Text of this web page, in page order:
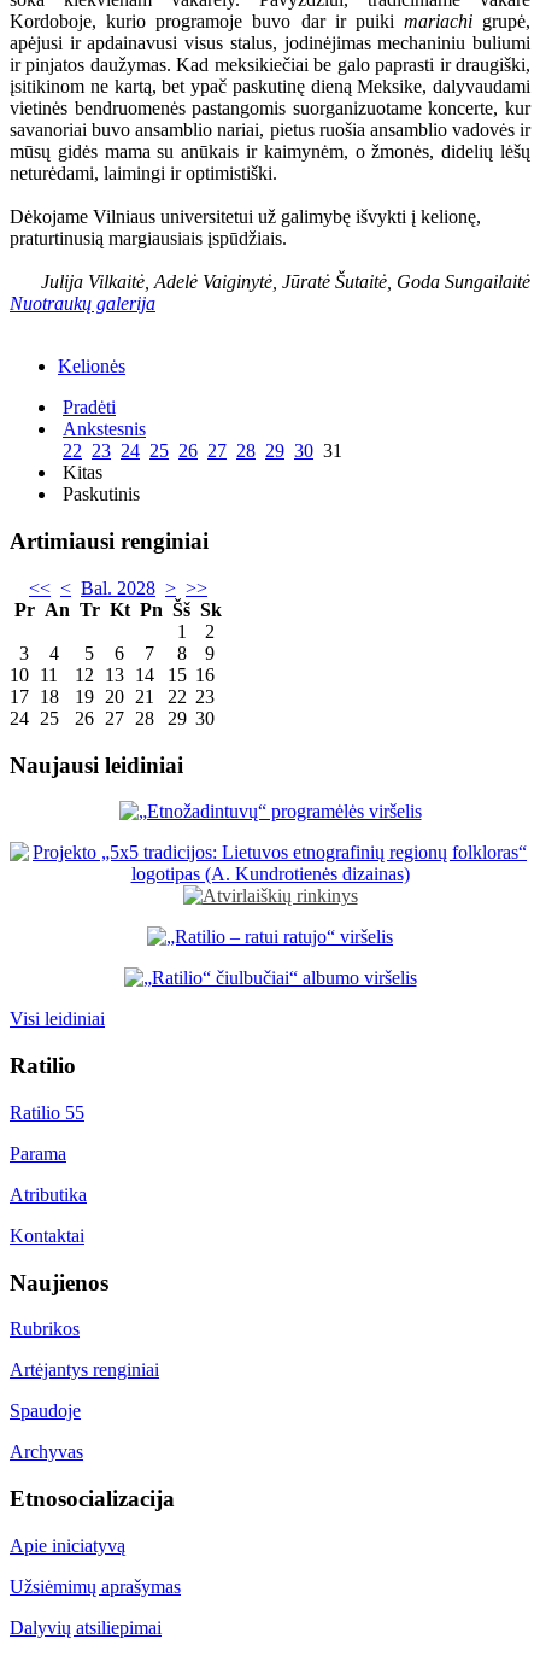
Kordoboje, kurio programoje buvo dar ir puiki mariachigrupė,
apėjusi ir apdainavusi visus stalus, jodinėjimas mechaniniu buliumi
ir pinjatos daužymas. Kad meksikiečiai be galo paprasti ir draugiški,
įsitikinom ne kartą, bet ypač paskutinę dieną Meksike, dalyvaudami
vietinės bendruomenės pastangomis suorganizuotame koncerte, kur
savanoriai buvo ansamblio nariai, pietus ruošia ansamblio vadovės ir
mūsų gidės mama su anūkais ir kaimynėm, o žmonės, didelių lėšų
neturėdami, laimingi ir optimistiški.
Dėkojame Vilniaus universitetui už galimybę išvykti į kelionę,
praturtinusią margiausiais įspūdžiais.
Julija Vilkaitė, Adelė Vaiginytė, Jūratė Šutaitė, Goda Sungailaitė
Nuotraukų galerija
Kelionės
Pradėti
Ankstesnis
22 23 24 25 26 27 28 29 30 31
Kitas
Paskutinis
Artimiausi renginiai
<< < Bal. 2028 > >>
Pr An Tr Kt Pn Šš Sk
1
2
3
4 5 6 7 8
9
10 11 12 13 14 15 16
17 18 19 20 21 22 23
24 25 26 27 28 29 30
Naujausi leidiniai
Visi leidiniai
Ratilio
Ratilio 55
Parama
Atributika
Kontaktai
Naujienos
Rubrikos
Artėjantys renginiai
Spaudoje
Archyvas
Etnosocializacija
Apie iniciatyvą
Užsiėmimų aprašymas
Dalyvių atsiliepimai